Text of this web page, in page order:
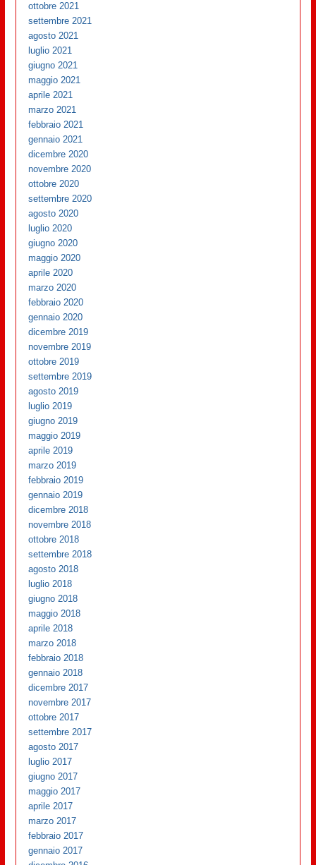
ottobre 2021
settembre 2021
agosto 2021
luglio 2021
giugno 2021
maggio 2021
aprile 2021
marzo 2021
febbraio 2021
gennaio 2021
dicembre 2020
novembre 2020
ottobre 2020
settembre 2020
agosto 2020
luglio 2020
giugno 2020
maggio 2020
aprile 2020
marzo 2020
febbraio 2020
gennaio 2020
dicembre 2019
novembre 2019
ottobre 2019
settembre 2019
agosto 2019
luglio 2019
giugno 2019
maggio 2019
aprile 2019
marzo 2019
febbraio 2019
gennaio 2019
dicembre 2018
novembre 2018
ottobre 2018
settembre 2018
agosto 2018
luglio 2018
giugno 2018
maggio 2018
aprile 2018
marzo 2018
febbraio 2018
gennaio 2018
dicembre 2017
novembre 2017
ottobre 2017
settembre 2017
agosto 2017
luglio 2017
giugno 2017
maggio 2017
aprile 2017
marzo 2017
febbraio 2017
gennaio 2017